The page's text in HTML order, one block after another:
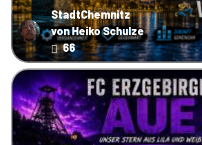
StadtChemnitz
von Heiko Schulze
66